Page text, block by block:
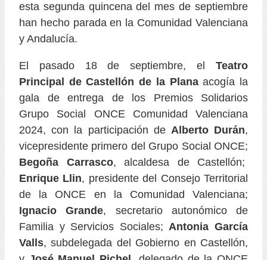
esta segunda quincena del mes de septiembre
han hecho parada en la Comunidad Valenciana
y Andalucía.
El pasado 18 de septiembre, el Teatro
Principal de Castellón de la Planaacogía la
gala de entrega de los Premios Solidarios
Grupo Social ONCE Comunidad Valenciana
2024, con la participación de Alberto Durán,
vicepresidente primero del Grupo Social ONCE;
Begoña Carrasco, alcaldesa de Castellón;
Enrique Llin, presidente del Consejo Territorial
de la ONCE en la Comunidad Valenciana;
Ignacio Grande, secretario autonómico de
Familia y Servicios Sociales;Antonia García
Valls, subdelegada del Gobierno en Castellón,